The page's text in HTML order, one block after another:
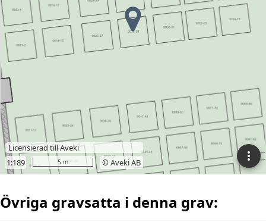
Övriga gravsatta i denna grav: